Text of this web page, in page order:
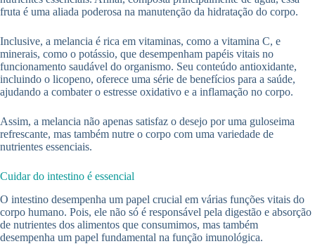
fruta é uma aliada poderosa na manutenção da hidratação do corpo.
Inclusive, a melancia é rica em vitaminas, como a vitamina C, e
minerais, como o potássio, que desempenham papéis vitais no
funcionamento saudável do organismo. Seu conteúdo antioxidante,
incluindo o licopeno, oferece uma série de benefícios para a saúde,
ajudando a combater o estresse oxidativo e a inflamação no corpo.
Assim, a melancia não apenas satisfaz o desejo por uma guloseima
refrescante, mas também nutre o corpo com uma variedade de
nutrientes essenciais.
Cuidar do intestino é essencial
O intestino desempenha um papel crucial em várias funções vitais do
corpo humano. Pois, ele não só é responsável pela digestão e absorção
de nutrientes dos alimentos que consumimos, mas também
desempenha um papel fundamental na função imunológica.